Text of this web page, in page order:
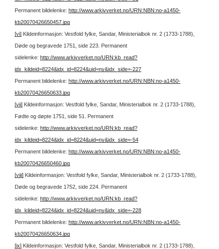
Permanent bildelenke: http://www.arkivverket.no/URN:NBN:no-a1450-
kb20070426650457.jpg
[vi] Kildeinformasjon: Vestfold fylke, Sandar, Ministerialbok nr. 2 (1733-1788),
Døde og begravede 1751, side 223. Permanent
sidelenke: http://www.arkivverket.no/URN:kb_read?
idx_kildeid=8224&idx_id=8224&uid=ny&idx_side=-227
Permanent bildelenke: http://www.arkivverket.no/URN:NBN:no-a1450-
kb20070426650633.jpg
[vii] Kildeinformasjon: Vestfold fylke, Sandar, Ministerialbok nr. 2 (1733-1788),
Fødte og døpte 1751, side 51. Permanent
sidelenke: http://www.arkivverket.no/URN:kb_read?
idx_kildeid=8224&idx_id=8224&uid=ny&idx_side=-54
Permanent bildelenke: http://www.arkivverket.no/URN:NBN:no-a1450-
kb20070426650460.jpg
[viii] Kildeinformasjon: Vestfold fylke, Sandar, Ministerialbok nr. 2 (1733-1788),
Døde og begravede 1752, side 224. Permanent
sidelenke: http://www.arkivverket.no/URN:kb_read?
idx_kildeid=8224&idx_id=8224&uid=ny&idx_side=-228
Permanent bildelenke: http://www.arkivverket.no/URN:NBN:no-a1450-
kb20070426650634.jpg
[ix] Kildeinformasjon: Vestfold fylke, Sandar, Ministerialbok nr. 2 (1733-1788),